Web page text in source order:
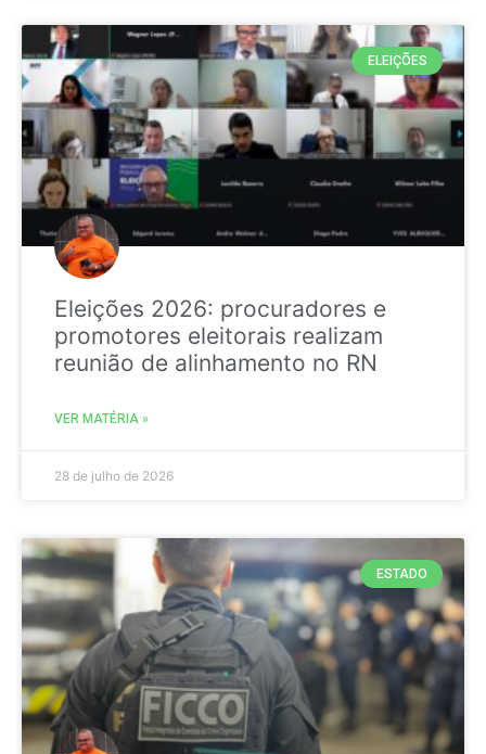
ELEIÇÕES
Eleições 2026: procuradores e
promotores eleitorais realizam
reunião de alinhamento no RN
VER MATÉRIA »
28 de julho de 2026
ESTADO